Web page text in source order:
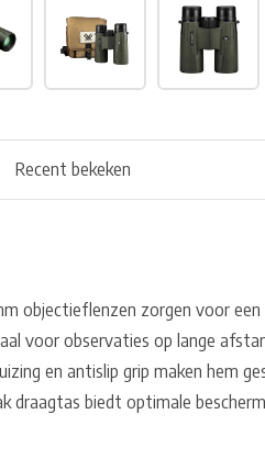
Recent bekeken
objectieflenzen zorgen voor een
voor observaties op lange
en antislip grip maken hem
draagtas biedt optimale